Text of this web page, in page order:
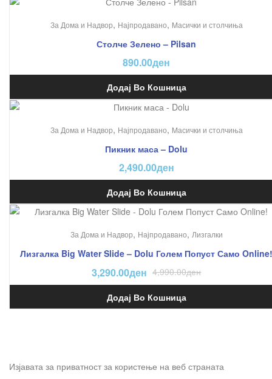
За Дома и Надвор, Најпродавано, Mасички и столчиња
Столче Зелено – Pilsan
890.00ден
Додај Во Кошница
За Дома и Надвор, Најпродавано, Mасички и столчиња
Пикник маса – Dolu
2,490.00ден
Додај Во Кошница
За Дома и Надвор, Најпродавано, Лизгалки
Лизгалка Big Water Slide – Dolu Голем Попуст Само Online!
4,990.00ден
3,290.00ден
Додај Во Кошница
Изјавата за приватност за користење на веб страната